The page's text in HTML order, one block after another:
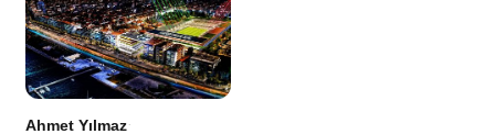
Ahmet Yılmaz·